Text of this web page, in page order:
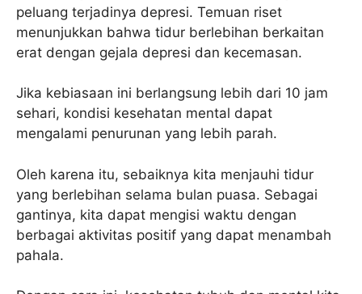
peluang terjadinya depresi. Temuan riset
menunjukkan bahwa tidur berlebihan berkaitan
erat dengan gejala depresi dan kecemasan.
Jika kebiasaan ini berlangsung lebih dari 10 jam
sehari, kondisi kesehatan mental dapat
mengalami penurunan yang lebih parah.
Oleh karena itu, sebaiknya kita menjauhi tidur
yang berlebihan selama bulan puasa. Sebagai
gantinya, kita dapat mengisi waktu dengan
berbagai aktivitas positif yang dapat menambah
pahala.